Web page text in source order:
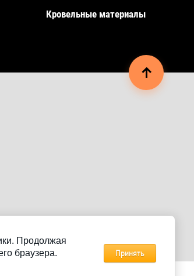
Кровельные материалы
Продолжая
браузера.
Принять